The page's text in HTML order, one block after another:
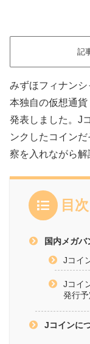
記
みずほフィナン
本独自の仮想通
発表しました。J
ンクしたコイン
察を入れながら解
目次
国内メガバ
Jコイ
Jコイ
発行予
Jコインに